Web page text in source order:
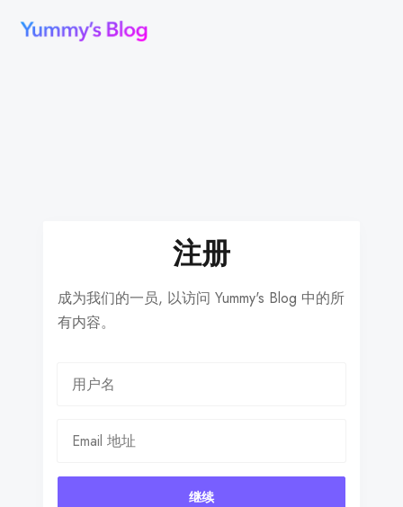
注册
成为我们的一员, 以访问 Yummy's Blog 中的所
有内容。
继续